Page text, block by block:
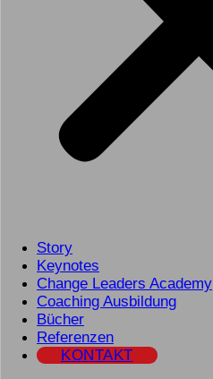
Story
Keynotes
Change Leaders Academy
Coaching Ausbildung
Bücher
Referenzen
KONTAKT